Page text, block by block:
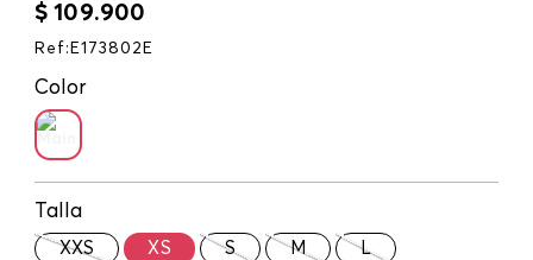
$ 109.900
Ref : E173802E
Color
Talla
XXS XS S M L